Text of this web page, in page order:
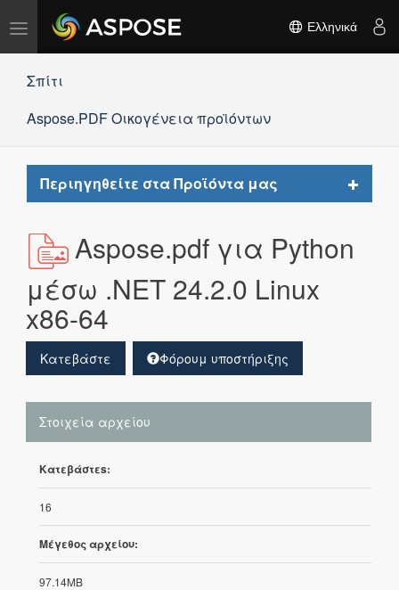
Εναλλαγή
πλοήγησης
Ελληνικά
Σπίτι
Aspose.PDF Οικογένεια προϊόντων
Περιηγηθείτε στα Προϊόντα μας
Toggle
Aspose.pdf για Python
μέσω .NET 24.2.0 Linux
x86-64
Κατεβάστε Φόρουμ υποστήριξης
Στοιχεία αρχείου
Κατεβάστεs:
16
Μέγεθος αρχείου:
97.14MB